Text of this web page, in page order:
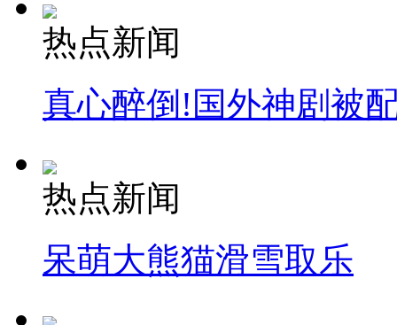
热点新闻
真心醉倒!国外神剧被
热点新闻
呆萌大熊猫滑雪取乐